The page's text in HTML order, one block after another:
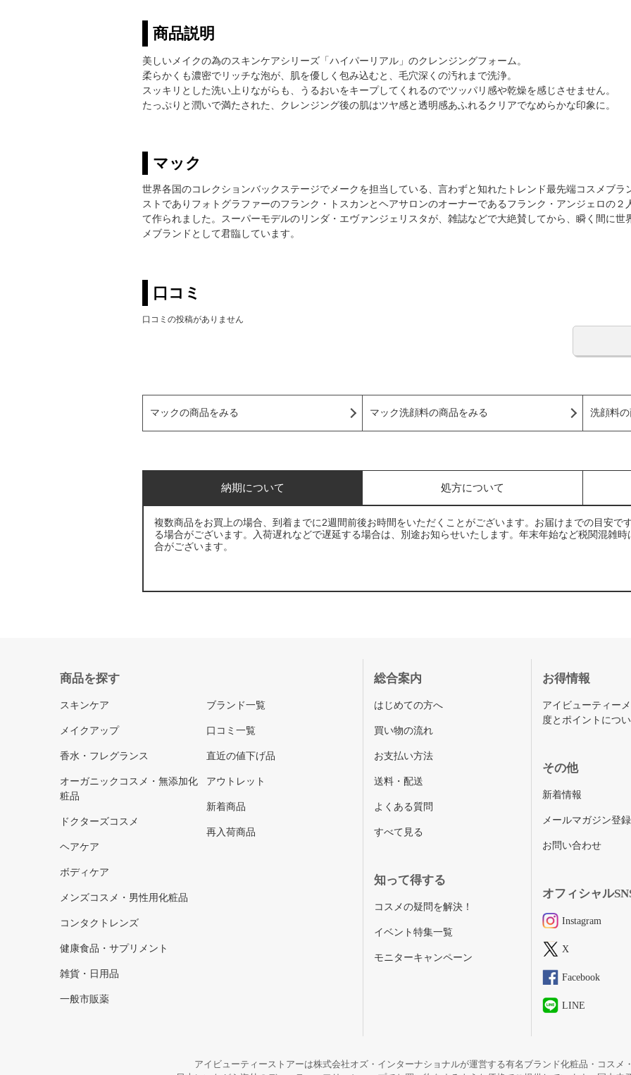
商品説明
美しいメイクの為のスキンケアシリーズ「ハイパーリアル」のクレンジングフォーム。
柔らかくも濃密でリッチな泡が、肌を優しく包み込むと、毛穴深くの汚れまで洗浄。
スッキリとした洗い上りながらも、うるおいをキープしてくれるのでツッパリ感や乾燥を感じさせません。
たっぷりと潤いで満たされた、クレンジング後の肌はツヤ感と透明感あふれるクリアでなめらかな印象に。
マック
世界各国のコレクションバックステージでメークを担当している、言わずと知れたトレンド最先端コスメブラ
ストでありフォトグラファーのフランク・トスカンとヘアサロンのオーナーであるフランク・アンジェロの２
て作られました。スーパーモデルのリンダ・エヴァンジェリスタが、雑誌などで大絶賛してから、瞬く間に世
メブランドとして君臨しています。
口コミ
口コミの投稿がありません
マックの商品をみる マック洗顔料の商品をみる 洗顔料
納期について 処方について
複数商品をお買上の場合、到着までに2週間前後お時間をいただくことがございます。お届けまでの目安で
る場合がございます。入荷遅れなどで遅延する場合は、別途お知らせいたします。年末年始など税関混雑
合がございます。
商品を探す
スキンケア
メイクアップ
香水・フレグランス
オーガニックコスメ・無添加化
粧品
ドクターズコスメ
ヘアケア
ボディケア
メンズコスメ・男性用化粧品
コンタクトレンズ
健康食品・サプリメント
雑貨・日用品
一般市販薬
ブランド一覧
口コミ一覧
直近の値下げ品
アウトレット
新着商品
再入荷商品
総合案内
はじめての方へ
買い物の流れ
お支払い方法
送料・配送
よくある質問
すべて見る
知って得する
コスメの疑問を解決！
イベント特集一覧
モニターキャンペーン
お得情報
アイビューティー
度とポイントにつ
その他
新着情報
メールマガジン登録
お問い合わせ
オフィシャル
Instagram
X
Facebook
LINE
アイビューティーストアーは株式会社オズ・インターナショナルが運営する有名ブランド化粧品・コスメ